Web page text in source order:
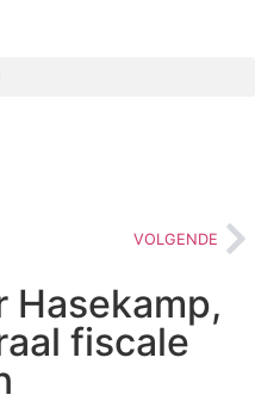
VOLGENDE
Hasekamp,
fiscale